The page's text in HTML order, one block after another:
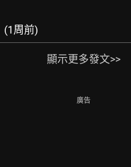
(1周前)
顯示更多發文>>
廣告